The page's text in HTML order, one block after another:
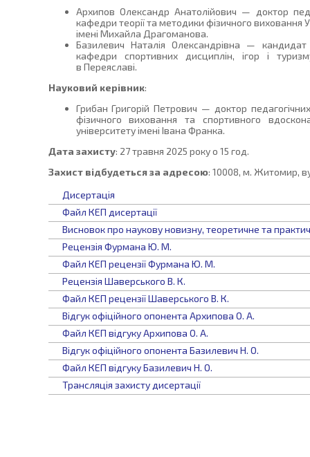
Архипов Олександр Анатолійович — доктор
кафедри теорії та методики фізичного виховання
імені Михайла Драгоманова.
Базилевич Наталія Олександрівна —
кафедри спортивних дисциплін, ігор і
в Переяславі.
Науковий керівник:
Грибан Григорій Петрович — доктор
фізичного виховання та спортивного
університету імені Івана Франка.
Дата захисту: 27 травня 2025 року о 15 год.
Захист відбудеться за адресою: 10008, м. Житомир,
Дисертація
Файл КЕП дисертації
Висновок про наукову новизну, теоретичне та
Рецензія Фурмана Ю. М.
Файл КЕП рецензії Фурмана Ю. М.
Рецензія Шаверського В. К.
Файл КЕП рецензії Шаверського В. К.
Відгук офіційного опонента Архипова О. А.
Файл КЕП відгуку Архипова О. А.
Відгук офіційного опонента Базилевич Н. О.
Файл КЕП відгуку Базилевич Н. О.
Трансляція захисту дисертації